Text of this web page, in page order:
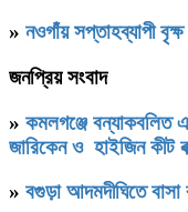
» নওগাঁয় সপ্তাহব্যাপী
জনপ্রিয় সংবাদ
» কমলগঞ্জে বন্যাকবলিত
জারিকেন ও হাইজিন কীট
» বগুড়া আদমদীঘিতে বাসা